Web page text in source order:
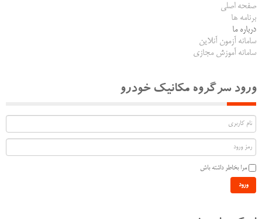
صفحه اصلی
برنامه ها
درباره ما
سامانه آزمون آنلاین
سامانه آموزش مجازی
ورود سرگروه مکانیک خودرو
مرا بخاطر داشته باش
ورود